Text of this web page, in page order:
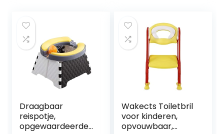
Draagbaar
reispotje,
opgewaardeerde
Wakects Toiletbril
voor kinderen,
opvouwbaar,